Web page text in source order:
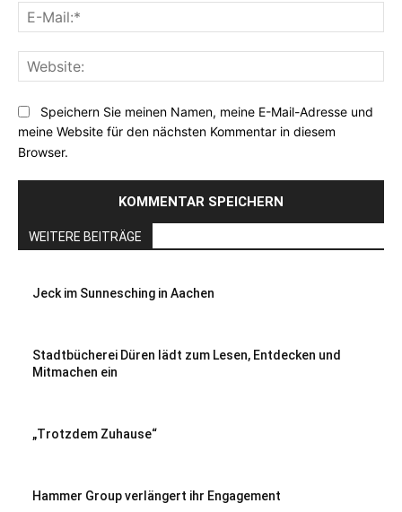
Speichern Sie meinen Namen, meine E-Mail-Adresse und
meine Website für den nächsten Kommentar in diesem
Browser.
WEITERE BEITRÄGE
Jeck im Sunnesching in Aachen
Stadtbücherei Düren lädt zum Lesen, Entdecken und
Mitmachen ein
„Trotzdem Zuhause“
Hammer Group verlängert ihr Engagement